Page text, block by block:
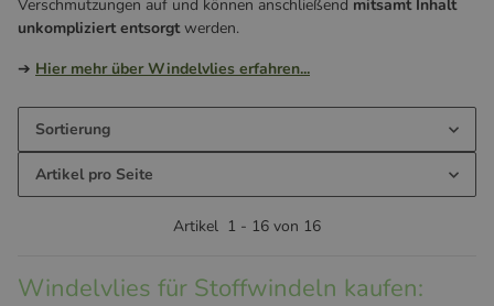
Verschmutzungen auf und können anschließend mitsamt Inhalt
unkompliziert entsorgtwerden.
➔ Hier mehr über Windelvlies erfahren...
Sortierung
Artikel pro Seite
Artikel 1 - 16 von 16
Windelvlies für Stoffwindeln kaufen: